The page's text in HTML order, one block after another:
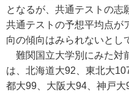
となるが、共通テストの志
共通テストの予想平均点が
向の傾向はみられないとし
難関国立大学別にみた対
は、北海道大92、東北大
都大99、大阪大94、神戸大